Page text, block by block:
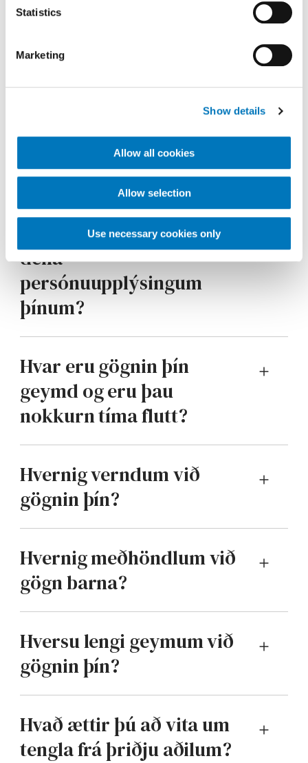
Statistics
Marketing
Show details
Allow all cookies
Allow selection
Use necessary cookies only
Hvernig er
þínum safnað?
persónuupplýsingar
þínar?
Með hverjum megum við
deila
persónuupplýsingum
þínum?
Hvar eru gögnin þín
geymd og eru þau
nokkurn tíma flutt?
Hvernig verndum við
gögnin þín?
Hvernig meðhöndlum við
gögn barna?
Hversu lengi geymum við
gögnin þín?
Hvað ættir þú að vita um
tengla frá þriðju aðilum?